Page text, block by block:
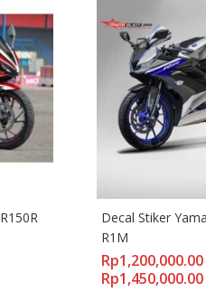
Decal Stiker
R1M
Rp1,200,000.00
Rp1,450,000.00